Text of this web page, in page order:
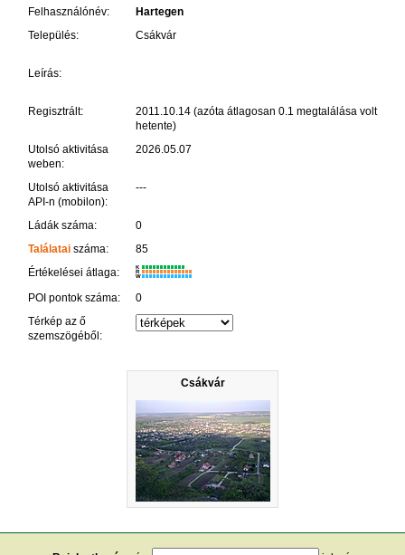
Csákvár
Felhasználónév:
Hartegen
Település:
Csákvár
Leírás:
Regisztrált:
2011.10.14 (azóta átlagosan 0.1 megtalálása volt
hetente)
Utolsó aktivitása
weben:
2026.05.07
Utolsó aktivitása
API-n (mobilon):
---
Ládák száma:
0
Találatai száma:
85
Értékelései átlaga:
K
R
W
POI pontok száma:
0
Térkép az ő
szemszögéből: